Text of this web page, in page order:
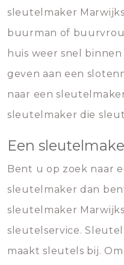
sleutelmaker
buurman of
huis weer snel
geven aan een
naar een
sleutelmaker die
Een
Bent u op zoek naar
sleutelmaker dan
sleutelmaker
sleutelservice.
maakt sleutels bij.